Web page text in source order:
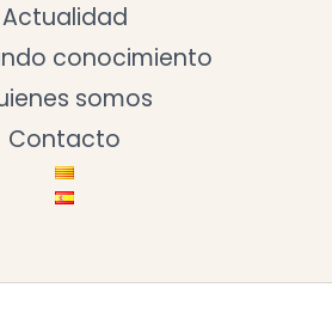
Actualidad
conocimiento
somos
Contacto